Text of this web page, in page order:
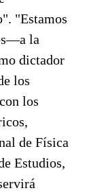
"Estamos
la
dictador
los
los
de Física
Estudios,